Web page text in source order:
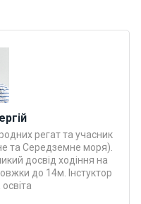
регат та учасник
та Середземне моря).
досвід ходіння на
до 14м. Інстуктор